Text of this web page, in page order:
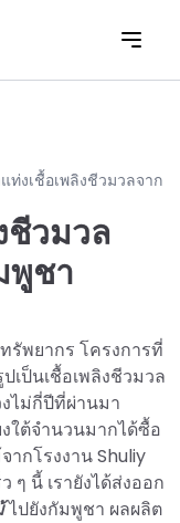
ท่งเชื้อเพลิงชีวมวลจาก
ชีวมวล
พูชา
รัพยากร โครงการที่
เป็นเชื้อเพลิงชีวมวล
ไม่กี่ปีที่ผ่านมา
ใต้จำนวนมากได้ซื้อ
ากโรงงาน Shuliy
ๆ นี้ เรายังได้ส่งออก
ไปยังกัมพูชา ผลผลิต